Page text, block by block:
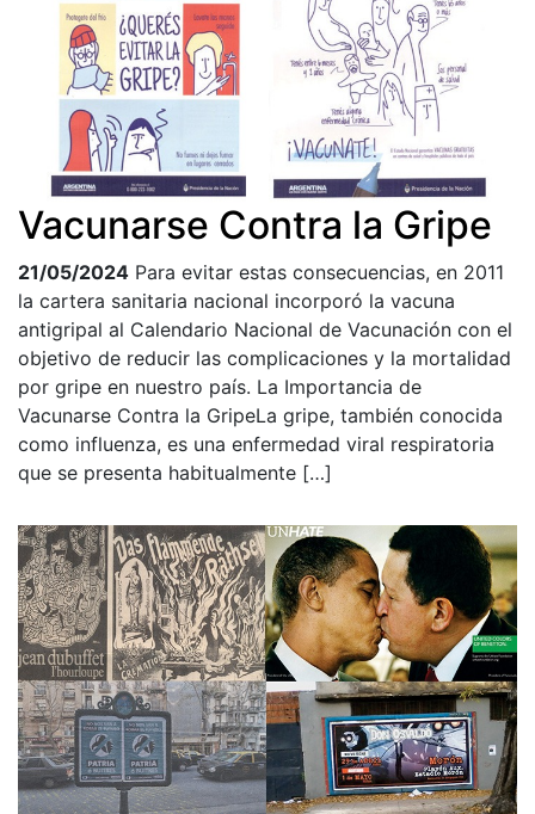
Vacunarse Contra la Gripe
21/05/2024 Para evitar estas consecuencias, en 2011
la cartera sanitaria nacional incorporó la vacuna
antigripal al Calendario Nacional de Vacunación con el
objetivo de reducir las complicaciones y la mortalidad
por gripe en nuestro país. La Importancia de
Vacunarse Contra la GripeLa gripe, también conocida
como influenza, es una enfermedad viral respiratoria
que se presenta habitualmente […]